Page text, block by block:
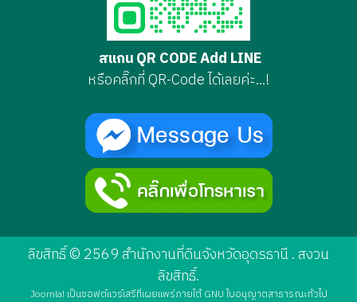
สแกน QR CODE Add LINE
หรือคลิ๊กที่ QR-Code ได้เลยค่ะ...!
ลิขสิทธิ์ © 2569 สำนักงานที่ดินจังหวัดอุดรธานี . สงวน
ลิขสิทธิ์.
Joomla!เป็นซอฟต์แวร์เสรีที่เผยแพร่ภายใต้GNU ใบอนุญาตสาธารณะทั่วไป